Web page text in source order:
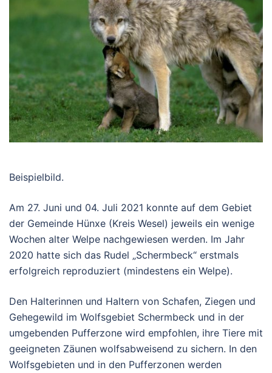
Beispielbild.
Am 27. Juni und 04. Juli 2021 konnte auf dem Gebiet
der Gemeinde Hünxe (Kreis Wesel) jeweils ein wenige
Wochen alter Welpe nachgewiesen werden. Im Jahr
2020 hatte sich das Rudel „Schermbeck“ erstmals
erfolgreich reproduziert (mindestens ein Welpe).
Den Halterinnen und Haltern von Schafen, Ziegen und
Gehegewild im Wolfsgebiet Schermbeck und in der
umgebenden Pufferzone wird empfohlen, ihre Tiere mit
geeigneten Zäunen wolfsabweisend zu sichern. In den
Wolfsgebieten und in den Pufferzonen werden